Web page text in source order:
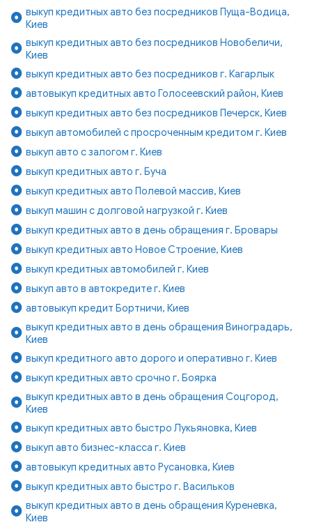
выкуп кредитных авто без посредников Пуща-Водица,
Киев
выкуп кредитных авто без посредников Новобеличи,
Киев
выкуп кредитных авто без посредников г. Кагарлык
автовыкуп кредитных авто Голосеевский район, Киев
выкуп кредитных авто без посредников Печерск, Киев
выкуп автомобилей с просроченным кредитом г. Киев
выкуп авто с залогом г. Киев
выкуп кредитных авто г. Буча
выкуп кредитных авто Полевой массив, Киев
выкуп машин с долговой нагрузкой г. Киев
выкуп кредитных авто в день обращения г. Бровары
выкуп кредитных авто Новое Строение, Киев
выкуп кредитных автомобилей г. Киев
выкуп авто в автокредите г. Киев
автовыкуп кредит Бортничи, Киев
выкуп кредитных авто в день обращения Виноградарь,
Киев
выкуп кредитного авто дорого и оперативно г. Киев
выкуп кредитных авто срочно г. Боярка
выкуп кредитных авто в день обращения Соцгород,
Киев
выкуп кредитных авто быстро Лукьяновка, Киев
выкуп авто бизнес-класса г. Киев
автовыкуп кредитных авто Русановка, Киев
выкуп кредитных авто быстро г. Васильков
выкуп кредитных авто в день обращения Куреневка,
Киев